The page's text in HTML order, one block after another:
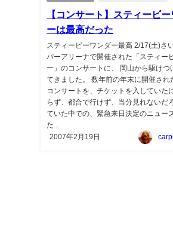
【コンサート】スティービ
ーは最高だった
スティービーワンダー最高 2/17(土)さ
パーアリーナで開催された「スティー
ー」のコンサートに、 岡山から駆けつ
てきました。 数年前の年末に開催され
コンサートを、チケットを入していた
らず、都合で行けず、当分見れないだ
ていた中での、緊急来日決定のニュー
た...
2007年2月19日